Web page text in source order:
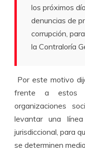
los próximos
denuncias de
corrupción,
la Contraloría
Por este motivo
frente a estos
organizaciones
levantar una
jurisdiccional, para
se determinen